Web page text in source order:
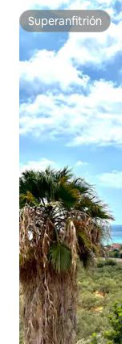
Superanfitrión
Superanfitrión